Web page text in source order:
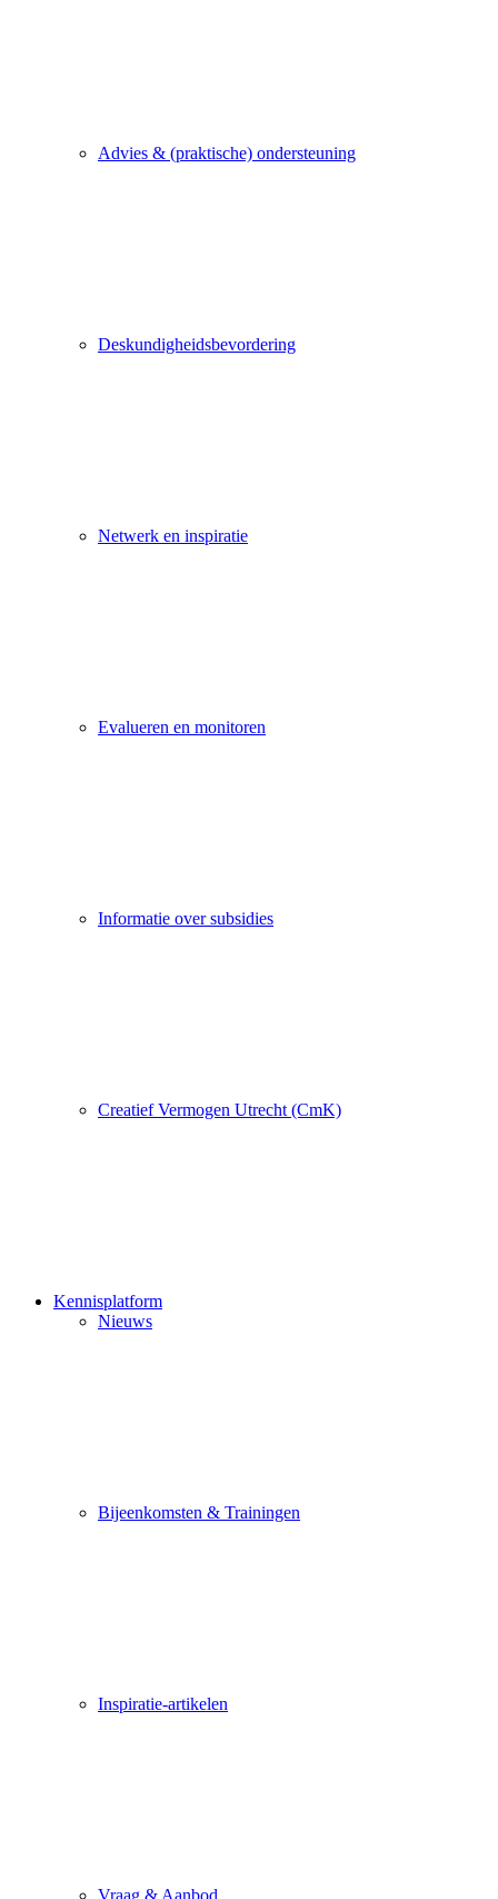
Advies & (praktische) ondersteuning
Deskundigheidsbevordering
Netwerk en inspiratie
Evalueren en monitoren
Informatie over subsidies
Creatief Vermogen Utrecht (CmK)
Kennisplatform
Nieuws
Bijeenkomsten & Trainingen
Inspiratie-artikelen
Vraag & Aanbod